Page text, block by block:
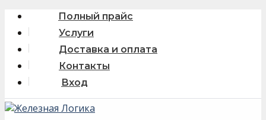
Skip
content
Полный прайс
Услуги
Доставка и оплата
Контакты
Вход